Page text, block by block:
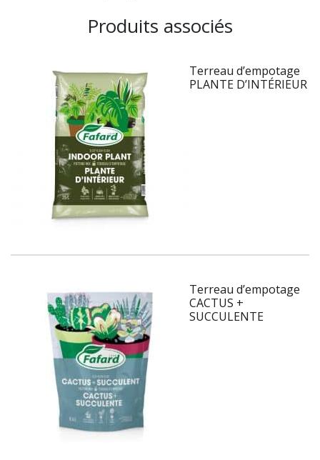
Produits associés
Terreau d’empotage
PLANTE D’INTÉRIEUR
Terreau d’empotage
CACTUS +
SUCCULENTE